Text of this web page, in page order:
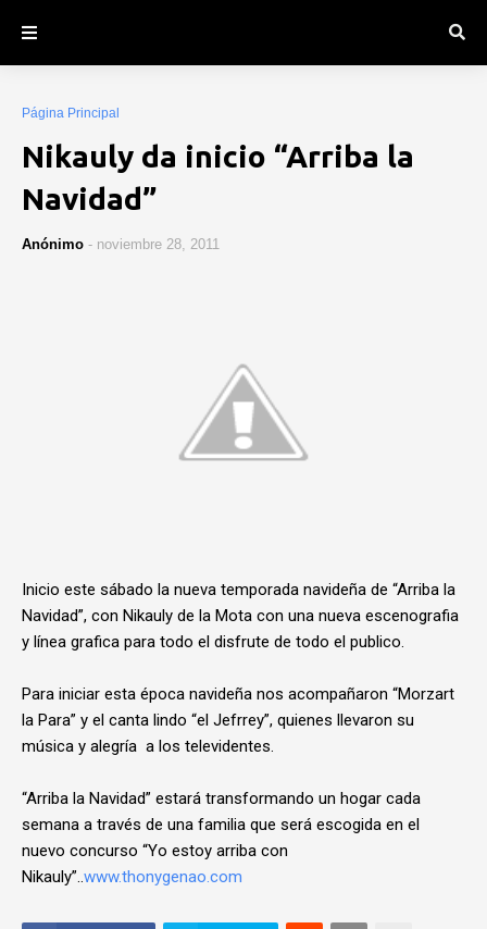
Página Principal
Nikauly da inicio “Arriba la
Navidad”
Anónimo - noviembre 28, 2011
Inicio este sábado la nueva temporada navideña de “Arriba la
Navidad”, con Nikauly de la Mota con una nueva escenografia
y línea grafica para todo el disfrute de todo el publico.
Para iniciar esta época navideña nos acompañaron “Morzart
la Para” y el canta lindo “el Jefrrey”, quienes llevaron su
música y alegría a los televidentes.
“Arriba la Navidad” estará transformando un hogar cada
semana a través de una familia que será escogida en el
nuevo concurso “Yo estoy arriba con
Nikauly”..www.thonygenao.com